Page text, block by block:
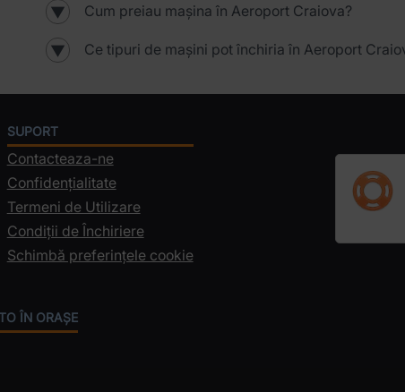
▼ Cum preiau mașina în Aeroport Craiova?
▼ Ce tipuri de mașini pot închiria în Aeroport
SUPORT
Contacteaza-ne
Confidențialitate
Termeni de Utilizare
Condiții de Închiriere
Schimbă preferințele cookie
ÎN ORAȘE